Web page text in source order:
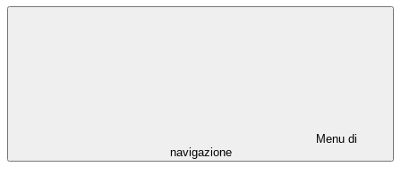
Menu di
navigazione